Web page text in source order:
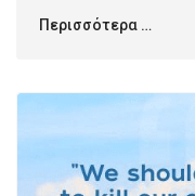
Περισσότερα …